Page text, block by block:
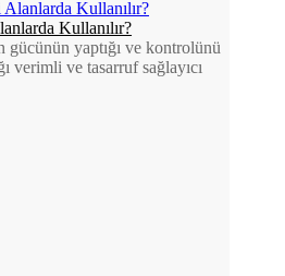
Kullanılır?
yaptığı ve kontrolünü
verimli ve tasarruf sağlayıcı